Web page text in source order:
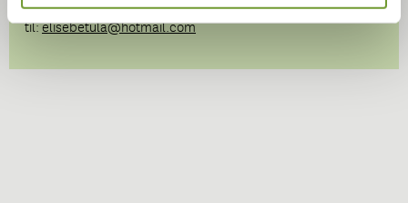
til:elisebetula@hotmail.com